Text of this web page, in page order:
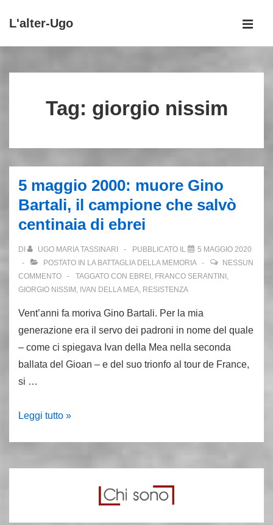
Vai
principale
L'alter-Ugo
principale
Tag: giorgio nissim
5 maggio 2000: muore Gino
Bartali, il campione che salvò
centinaia di ebrei
DI UGO MARIA TASSINARI PUBBLICATO IL
5 MAGGIO 2020
POSTATO IN LA BATTAGLIA DELLA MEMORIA
NESSUN
COMMENTO
TAGGATO CON EBREI , FRANCO SERANTINI ,
GIORGIO NISSIM , IVAN DELLA MEA, RESISTENZA
Vent’anni fa moriva Gino Bartali. Per la mia
generazione era il servo dei padroni in nome del quale
– come ci spiegava Ivan della Mea nella seconda
ballata del Gioan – e del suo trionfo al tour de France,
si …
5
muore
Leggi tutto »